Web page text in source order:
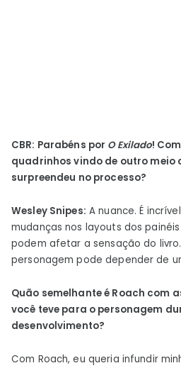
CBR: Parabéns por O Exilado!
quadrinhos vindo de outro meio
surpreendeu no processo?
Wesley Snipes: A nuance. É
mudanças nos layouts dos
podem afetar a sensação do
personagem pode depender de
Quão semelhante é Roach com
você teve para o personagem
desenvolvimento?
Com Roach, eu queria infundir